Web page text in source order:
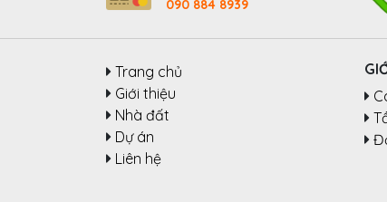
090 884 8939
Trang chủ
Giới thiệu
Nhà đất
Dự án
Liên hệ